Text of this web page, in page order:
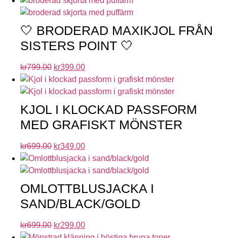
🤍 BRODERAD MAXIKJOL FRÅN
SISTERS POINT 🤍
kr799.00 kr399.00
KJOL I KLOCKAD PASSFORM
MED GRAFISKT MÖNSTER
kr699.00 kr349.00
OMLOTTBLUSJACKA I
SAND/BLACK/GOLD
kr699.00 kr299.00